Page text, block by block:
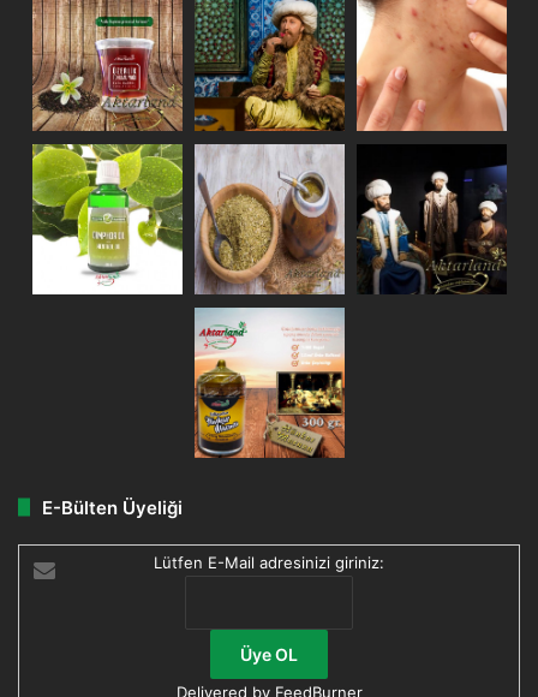
E-Bülten Üyeliği
Lütfen E-Mail adresinizi giriniz:
Delivered by FeedBurner